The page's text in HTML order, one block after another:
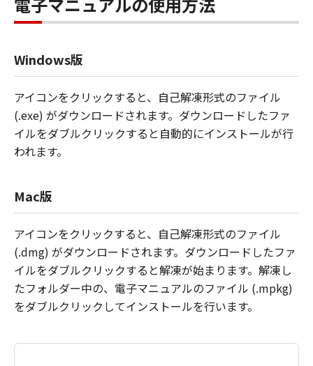
Windows版
アイコンをクリックすると、自己解凍形式のファイル
(.exe) がダウンロードされます。ダウンロードしたファ
イルをダブルクリックすると自動的にインストールが行
われます。
Mac版
アイコンをクリックすると、自己解凍形式のファイル
(.dmg) がダウンロードされます。ダウンロードしたファ
イルをダブルクリックすると解凍が始まります。解凍し
たフォルダー中の、電子マニュアルのファイル (.mpkg)
をダブルクリックしてインストールを行います。